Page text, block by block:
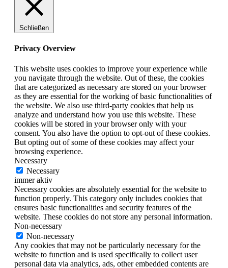
Schließen
Privacy Overview
This website uses cookies to improve your experience while
you navigate through the website. Out of these, the cookies
that are categorized as necessary are stored on your browser
as they are essential for the working of basic functionalities of
the website. We also use third-party cookies that help us
analyze and understand how you use this website. These
cookies will be stored in your browser only with your
consent. You also have the option to opt-out of these cookies.
But opting out of some of these cookies may affect your
browsing experience.
Necessary
Necessary
immer aktiv
Necessary cookies are absolutely essential for the website to
function properly. This category only includes cookies that
ensures basic functionalities and security features of the
website. These cookies do not store any personal information.
Non-necessary
Non-necessary
Any cookies that may not be particularly necessary for the
website to function and is used specifically to collect user
personal data via analytics, ads, other embedded contents are